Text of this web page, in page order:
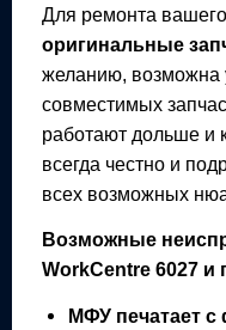
Для ремонта вашего
оригинальные
желанию, возможна
совместимых
работают дольше и
всегда честно и
всех возможных
Возможные
WorkCentre 6027и
МФУ печатает